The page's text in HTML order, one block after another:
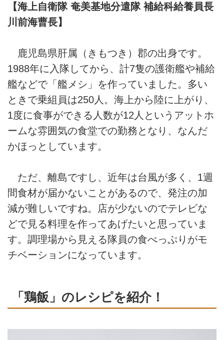
【海上自衛隊 奄美基地分遣隊 補給科給養員長
川前海曹長】
鹿児島県肝属（きもつき）郡の出身です。
1988年に入隊してから、計7隻の護衛艦や補給
艦などで「艦メシ」を作っていました。多い
ときで乗組員は250人。海上から陸に上がり、
1度に食事ができる人数が12人というアットホ
ームな雰囲気の食堂での勤務となり、なんだ
かほっとしています。
ただ、離島ですし、近年は台風が多く、1週
間食材が届かないことがあるので、発注の加
減が難しいですね。店が少ないのでテレビな
どで見る料理を作ってあげたいと思っていま
す。調理場から見える隊員の食べっぷりがモ
チベーションになっています。
「鶏飯」のレシピを紹介！